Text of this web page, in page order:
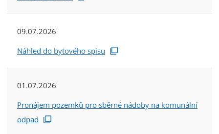
09.07.2026
Náhled do bytového spisu
01.07.2026
Pronájem pozemků pro sběrné nádoby na komunální
odpad